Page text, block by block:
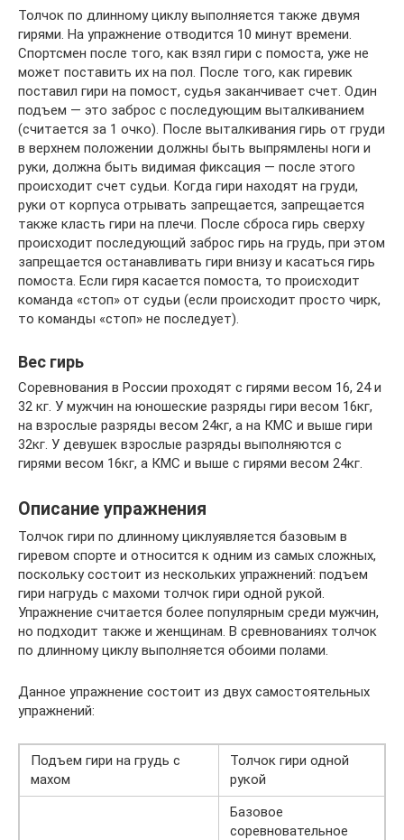
Толчок по длинному циклу выполняется также двумя
гирями. На упражнение отводится 10 минут времени.
Спортсмен после того, как взял гири с помоста, уже не
может поставить их на пол. После того, как гиревик
поставил гири на помост, судья заканчивает счет. Один
подъем — это заброс с последующим выталкиванием
(считается за 1 очко). После выталкивания гирь от груди
в верхнем положении должны быть выпрямлены ноги и
руки, должна быть видимая фиксация — после этого
происходит счет судьи. Когда гири находят на груди,
руки от корпуса отрывать запрещается, запрещается
также класть гири на плечи. После сброса гирь сверху
происходит последующий заброс гирь на грудь, при этом
запрещается останавливать гири внизу и касаться гирь
помоста. Если гиря касается помоста, то происходит
команда «стоп» от судьи (если происходит просто чирк,
то команды «стоп» не последует).
Вес гирь
Соревнования в России проходят с гирями весом 16, 24 и
32 кг. У мужчин на юношеские разряды гири весом 16кг,
на взрослые разряды весом 24кг, а на КМС и выше гири
32кг. У девушек взрослые разряды выполняются с
гирями весом 16кг, а КМС и выше с гирями весом 24кг.
Описание упражнения
Толчок гири по длинному циклуявляется базовым в
гиревом спорте и относится к одним из самых сложных,
поскольку состоит из нескольких упражнений: подъем
гири нагрудь с махоми толчок гири одной рукой.
Упражнение считается более популярным среди мужчин,
но подходит также и женщинам. В сревнованиях толчок
по длинному циклу выполняется обоими полами.
Данное упражнение состоит из двух самостоятельных
упражнений:
Подъем гири на грудь с
махом
Толчок гири одной
рукой
Базовое
соревновательное